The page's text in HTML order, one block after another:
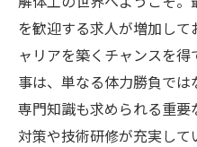
た人々の声
未来を切り開く！解
そう
を歓迎する求人が増加し
ャリアを築くチャンスを
事は、単なる体力勝負で
専門知識も求められる重
対策や技術研修が充実し